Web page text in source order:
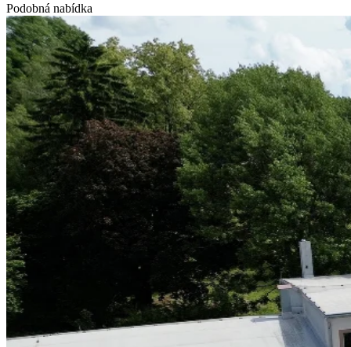
Podobná nabídka